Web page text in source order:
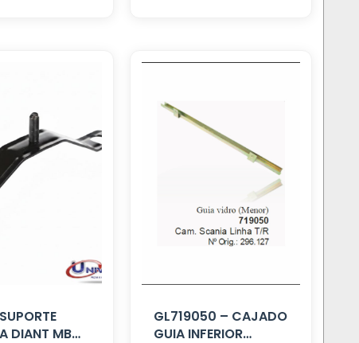
DIANT MB
GL719050 – CAJADO
GUIA INFERIOR